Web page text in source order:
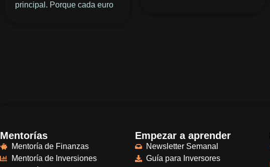
principal. Porque cada euro
Mentorías
Mentoría de Finanzas
Mentoría de Inversiones
Empezar a aprender
Newsletter Semanal
Guía para Inversores